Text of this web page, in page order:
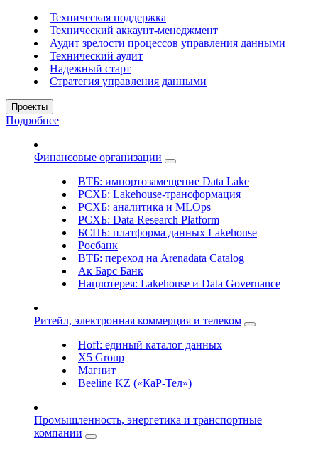
Техническая поддержка
Технический аккаунт-менеджмент
Аудит зрелости процессов управления данными
Технический аудит
Надежный старт
Стратегия управления данными
Проекты
Подробнее
Финансовые организации
ВТБ: импортозамещение Data Lake
РСХБ: Lakehouse-трансформация
РСХБ: аналитика и MLOps
РСХБ: Data Research Platform
БСПБ: платформа данных Lakehouse
Росбанк
ВТБ: переход на Arenadata Catalog
Ак Барс Банк
Нацлотерея: Lakehouse и Data Governance
Ритейл, электронная коммерция и телеком
Hoff: единый каталог данных
X5 Group
Магнит
Beeline KZ («КаР-Тел»)
Промышленность, энергетика и транспортные
компании